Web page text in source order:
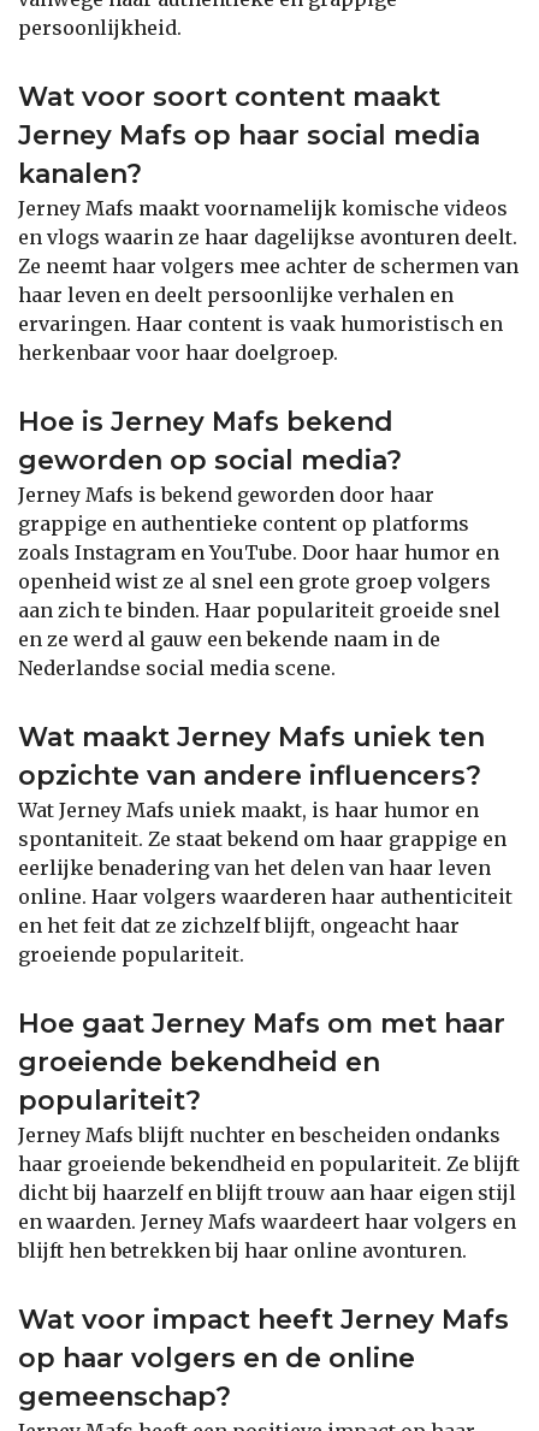
persoonlijkheid.
Wat voor soort content maakt
Jerney Mafs op haar social media
kanalen?
Jerney Mafs maakt voornamelijk komische videos
en vlogs waarin ze haar dagelijkse avonturen deelt.
Ze neemt haar volgers mee achter de schermen van
haar leven en deelt persoonlijke verhalen en
ervaringen. Haar content is vaak humoristisch en
herkenbaar voor haar doelgroep.
Hoe is Jerney Mafs bekend
geworden op social media?
Jerney Mafs is bekend geworden door haar
grappige en authentieke content op platforms
zoals Instagram en YouTube. Door haar humor en
openheid wist ze al snel een grote groep volgers
aan zich te binden. Haar populariteit groeide snel
en ze werd al gauw een bekende naam in de
Nederlandse social media scene.
Wat maakt Jerney Mafs uniek ten
opzichte van andere influencers?
Wat Jerney Mafs uniek maakt, is haar humor en
spontaniteit. Ze staat bekend om haar grappige en
eerlijke benadering van het delen van haar leven
online. Haar volgers waarderen haar authenticiteit
en het feit dat ze zichzelf blijft, ongeacht haar
groeiende populariteit.
Hoe gaat Jerney Mafs om met haar
groeiende bekendheid en
populariteit?
Jerney Mafs blijft nuchter en bescheiden ondanks
haar groeiende bekendheid en populariteit. Ze blijft
dicht bij haarzelf en blijft trouw aan haar eigen stijl
en waarden. Jerney Mafs waardeert haar volgers en
blijft hen betrekken bij haar online avonturen.
Wat voor impact heeft Jerney Mafs
op haar volgers en de online
gemeenschap?